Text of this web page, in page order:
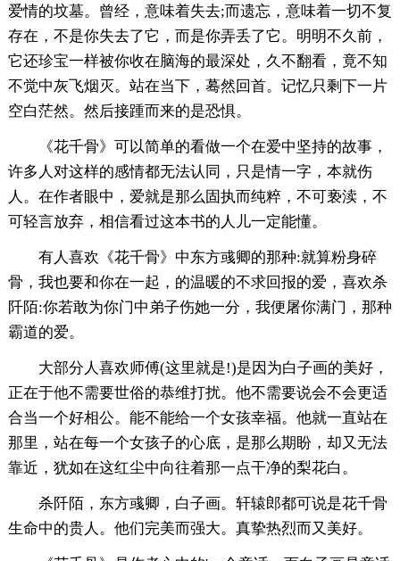
爱情的坟墓。曾经，意味着失去;而遗忘，意味着一切不复
存在，不是你失去了它，而是你弄丢了它。明明不久前，
它还珍宝一样被你收在脑海的最深处，久不翻看，竟不知
不觉中灰飞烟灭。站在当下，蓦然回首。记忆只剩下一片
空白茫然。然后接踵而来的是恐惧。
《花千骨》可以简单的看做一个在爱中坚持的故事，
许多人对这样的感情都无法认同，只是情一字，本就伤
人。在作者眼中，爱就是那么固执而纯粹，不可亵渎，不
可轻言放弃，相信看过这本书的人儿一定能懂。
有人喜欢《花千骨》中东方彧卿的那种:就算粉身碎
骨，我也要和你在一起，的温暖的不求回报的爱，喜欢杀
阡陌:你若敢为你门中弟子伤她一分，我便屠你满门，那种
霸道的爱。
大部分人喜欢师傅(这里就是!)是因为白子画的美好，
正在于他不需要世俗的恭维打扰。他不需要说会不会更适
合当一个好相公。能不能给一个女孩幸福。他就一直站在
那里，站在每一个女孩子的心底，是那么期盼，却又无法
靠近，犹如在这红尘中向往着那一点干净的梨花白。
杀阡陌，东方彧卿，白子画。轩辕郎都可说是花千骨
生命中的贵人。他们完美而强大。真挚热烈而又美好。